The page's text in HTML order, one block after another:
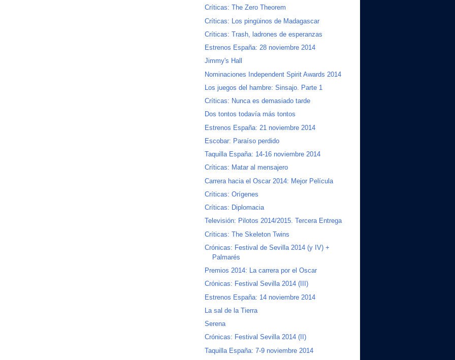
Críticas: The Zero Theorem
Críticas: Los pingüinos de Madagascar
Críticas: Trash, ladrones de esperanzas
Estrenos España: 28 noviembre 2014
Jimmy's Hall
Nominaciones Independent Spirit Awards 2014
Los juegos del hambre: Sinsajo. Parte 1
Críticas: Nunca es demasiado tarde
Dos tontos todavía más tontos
Estrenos España: 21 noviembre 2014
Escobar: Paraíso perdido
Taquilla España: 14-16 noviembre 2014
Críticas: Matar al mensajero
Carrera hacia el Oscar 2014: Mejor Película
Críticas: Orígenes
Críticas: Diplomacia
Televisión: Pilotos 2014/2015. Tercera Entrega
Críticas: The Skeleton Twins
Crónicas: Festival de Sevilla 2014 (y IV) +
Palmarés
Premios 2014: La carrera por el Oscar
Crónicas: Festival Sevilla 2014 (III)
Estrenos España: 14 noviembre 2014
La sal de la Tierra
Serena
Crónicas: Festival Sevilla 2014 (II)
Taquilla España: 7-9 noviembre 2014